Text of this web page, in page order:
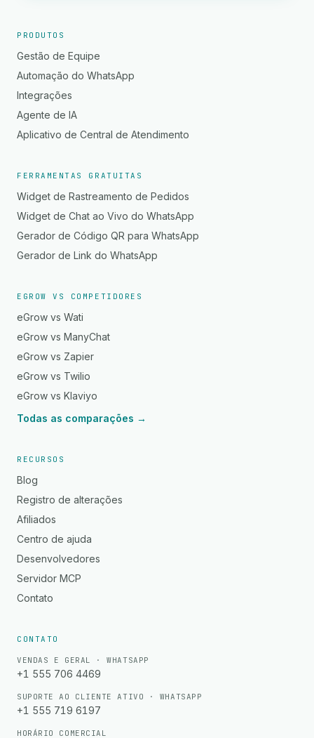
PRODUTOS
Gestão de Equipe
Automação do WhatsApp
Integrações
Agente de IA
Aplicativo de Central de Atendimento
FERRAMENTAS GRATUITAS
Widget de Rastreamento de Pedidos
Widget de Chat ao Vivo do WhatsApp
Gerador de Código QR para WhatsApp
Gerador de Link do WhatsApp
EGROW VS COMPETIDORES
eGrow vs Wati
eGrow vs ManyChat
eGrow vs Zapier
eGrow vs Twilio
eGrow vs Klaviyo
Todas as comparações →
RECURSOS
Blog
Registro de alterações
Afiliados
Centro de ajuda
Desenvolvedores
Servidor MCP
Contato
CONTATO
VENDAS E GERAL · WHATSAPP
+1 555 706 4469
SUPORTE AO CLIENTE ATIVO · WHATSAPP
+1 555 719 6197
HORÁRIO COMERCIAL